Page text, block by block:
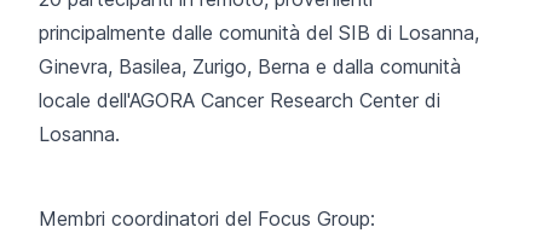
principalmente dalle comunità del SIB di Losanna,
Ginevra, Basilea, Zurigo, Berna e dalla comunità
locale dell'AGORA Cancer Research Center di
Losanna.
Membri coordinatori del Focus Group: